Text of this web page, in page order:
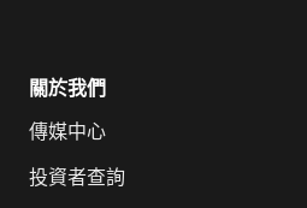
關於我們
傳媒中心
投資者查詢